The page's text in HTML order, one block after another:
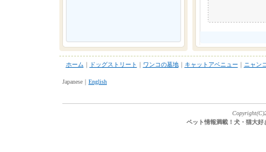
ホーム ｜ ドッグストリート ｜ ワンコの墓地｜ キャットアベニュー ｜ ニャン
Japanese｜ English
ペット情報満載！犬・猫大